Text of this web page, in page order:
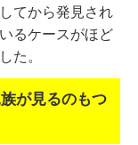
てから発見され
るケースがほど
た。
が見るのもつ